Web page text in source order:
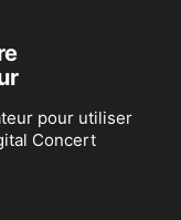
pour utiliser
Concert